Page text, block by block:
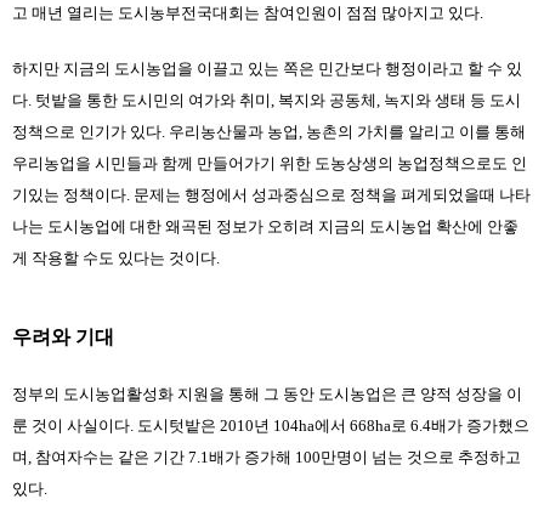
고 매년 열리는 도시농부전국대회는 참여인원이 점점 많아지고 있다.
하지만 지금의 도시농업을 이끌고 있는 쪽은 민간보다 행정이라고 할 수 있
다. 텃밭을 통한 도시민의 여가와 취미, 복지와 공동체, 녹지와 생태 등 도시
정책으로 인기가 있다. 우리농산물과 농업, 농촌의 가치를 알리고 이를 통해
우리농업을 시민들과 함께 만들어가기 위한 도농상생의 농업정책으로도 인
기있는 정책이다. 문제는 행정에서 성과중심으로 정책을 펴게되었을때 나타
나는 도시농업에 대한 왜곡된 정보가 오히려 지금의 도시농업 확산에 안좋
게 작용할 수도 있다는 것이다.
우려와 기대
정부의 도시농업활성화 지원을 통해 그 동안 도시농업은 큰 양적 성장을 이
룬 것이 사실이다. 도시텃밭은 2010년 104ha에서 668ha로 6.4배가 증가했으
며, 참여자수는 같은 기간 7.1배가 증가해 100만명이 넘는 것으로 추정하고
있다.